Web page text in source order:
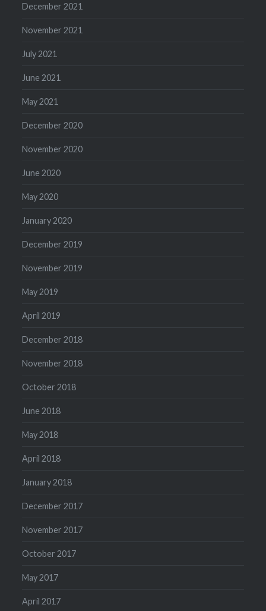
December 2021
November 2021
July 2021
June 2021
May 2021
December 2020
November 2020
June 2020
May 2020
January 2020
December 2019
November 2019
May 2019
April 2019
December 2018
November 2018
October 2018
June 2018
May 2018
April 2018
January 2018
December 2017
November 2017
October 2017
May 2017
April 2017